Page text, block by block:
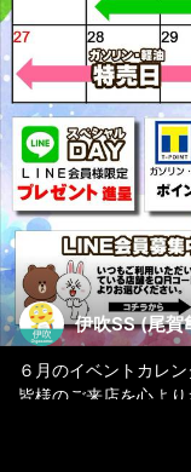
伊吹SS (尾賀
６月のイベントカレ
皆様のご来店を心よ